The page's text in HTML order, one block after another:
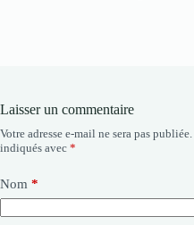
Laisser un commentaire
Votre adresse e-mail ne sera pas publiée.
indiqués avec *
Nom *